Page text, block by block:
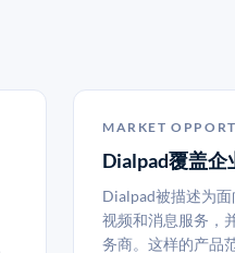
MARKET
Dialpad覆盖企
Dialpad被描述为面
视频和消息服务，
务商。这样的产品